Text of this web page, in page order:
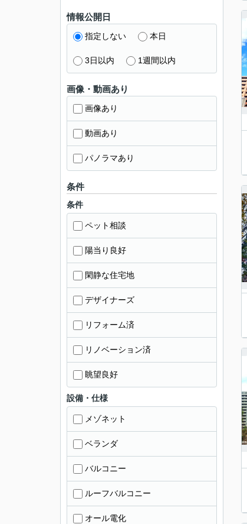
情報公開日
指定しない 本日
3日以内 1週間以内
画像・動画あり
画像あり
動画あり
パノラマあり
条件
条件
ペット相談
陽当り良好
閑静な住宅地
デザイナーズ
リフォーム済
リノベーション済
眺望良好
設備・仕様
メゾネット
ベランダ
バルコニー
ルーフバルコニー
オール電化